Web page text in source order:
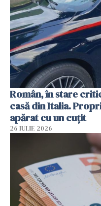
Român, în stare
casă din Italia.
apărat cu un cuțit
26 IULIE 2026